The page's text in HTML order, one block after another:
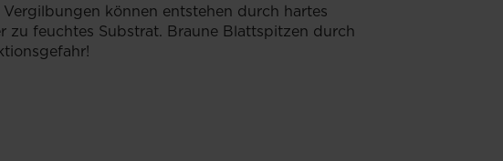
können entstehen durch hartes
zu feuchtes Substrat. Braune Blattspitzen durch